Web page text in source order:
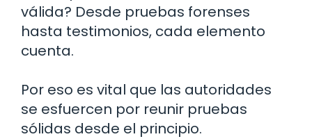
válida? Desde pruebas forenses
hasta testimonios, cada elemento
cuenta.
Por eso es vital que las autoridades
se esfuercen por reunir pruebas
sólidas desde el principio.